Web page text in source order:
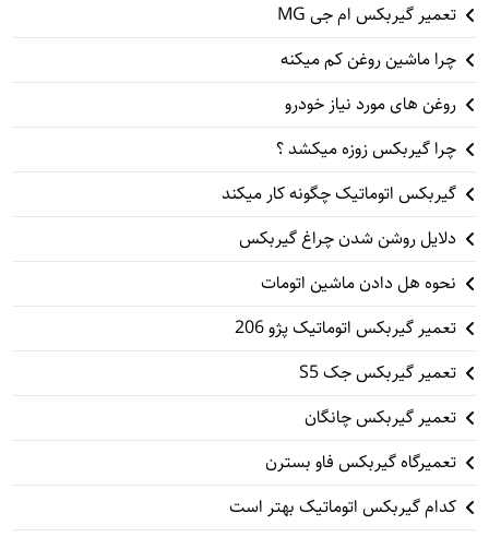
تعمیر گیربکس ام جی MG
چرا ماشین روغن کم میکنه
روغن های مورد نیاز خودرو
چرا گیربکس زوزه میکشد ؟
گیربکس اتوماتیک چگونه کار میکند
دلایل روشن شدن چراغ گیربکس
نحوه هل دادن ماشین اتومات
تعمیر گیربکس اتوماتیک پژو 206
تعمیر گیربکس جک S5
تعمیر گیربکس چانگان
تعمیرگاه گیربکس فاو بسترن
کدام گیربکس اتوماتیک بهتر است